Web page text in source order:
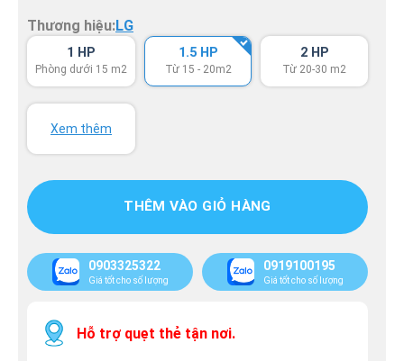
Thương hiệu:LG
1 HP
Phòng dưới 15 m2
1.5 HP
Từ 15 - 20m2
2 HP
Từ 20-30 m2
Xem thêm
THÊM VÀO GIỎ HÀNG
0903325322
Giá tốt cho số lượng
0919100195
Giá tốt cho số lượng
Hỗ trợ quẹt thẻ tận nơi.